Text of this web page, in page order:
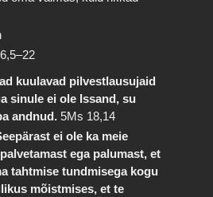
kuulavad pilvestlausujaid
sinule ei ole Issand, su
andnud. 5Ms 18,14
ei ole ka meie
ega palumast, et
tahtmise tundmisega kogu
mõistmises, et te